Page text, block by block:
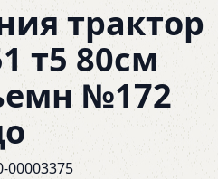
трактор
т5 80см
№172
00003375